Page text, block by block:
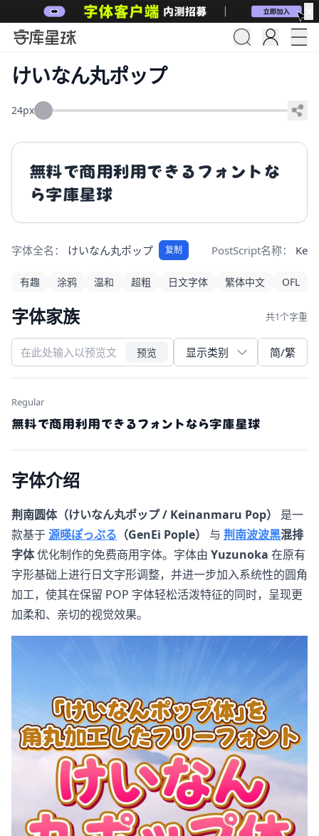
けいなん丸ポップ
24px
無料で商用利用できるフォントな
ら字庫星球
字体全名： けいなん丸ポップ 复制 PostScript名称：
有趣 涂鸦 温和 超粗 日文字体 繁体中文 OFL
字体家族 共1个字重
预览 简/繁
Regular
無料で商用利用できるフォントなら字庫星球
字体介绍
荆南圆体（けいなん丸ポップ / Keinanmaru Pop）
是一
款基于源暎ぽっぷる （GenEi Pople） 与 荆南波波黑混排
字体优化制作的免费商用字体。字体由 Yuzunoka 在原有
字形基础上进行日文字形调整，并进一步加入系统性的圆角
加工，使其在保留 POP 字体轻松活泼特征的同时，呈现更
加柔和、亲切的视觉效果。